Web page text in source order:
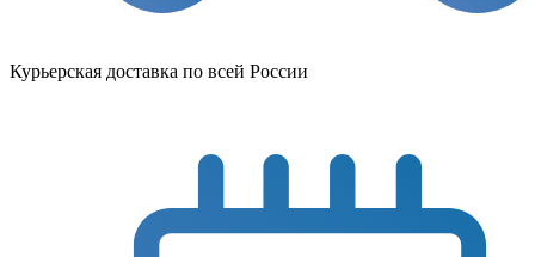
Курьерская доставка по всей России